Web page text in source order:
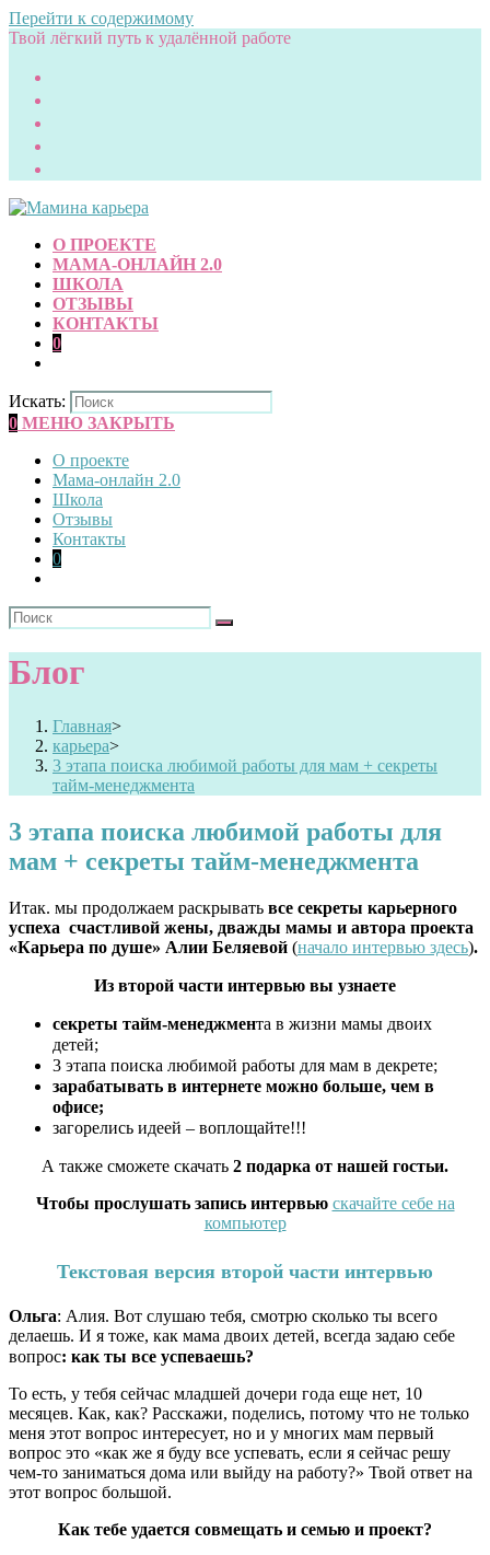
Перейти к содержимому
Твой лёгкий путь к удалённой работе
О ПРОЕКТЕ
МАМА-ОНЛАЙН 2.0
ШКОЛА
ОТЗЫВЫ
КОНТАКТЫ
0
Искать:
0 МЕНЮ ЗАКРЫТЬ
О проекте
Мама-онлайн 2.0
Школа
Отзывы
Контакты
0
Блог
Главная>
карьера>
3 этапа поиска любимой работы для мам + секреты
тайм-менеджмента
3 этапа поиска любимой работы для
мам + секреты тайм-менеджмента
Итак. мы продолжаем раскрывать все секреты карьерного
успеха счастливой жены, дважды мамы и автора проекта
«Карьера по душе» Алии Беляевой (начало интервью здесь).
Из второй части интервью вы узнаете
секреты тайм-менеджмента в жизни мамы двоих
детей;
3 этапа поиска любимой работы для мам в декрете;
зарабатывать в интернете можно больше, чем в
офисе;
загорелись идеей – воплощайте!!!
А также сможете скачать 2 подарка от нашей гостьи.
Чтобы прослушать запись интервью скачайте себе на
компьютер
Текстовая версия второй части интервью
Ольга: Алия. Вот слушаю тебя, смотрю сколько ты всего
делаешь. И я тоже, как мама двоих детей, всегда задаю себе
вопрос: как ты все успеваешь?
То есть, у тебя сейчас младшей дочери года еще нет, 10
месяцев. Как, как? Расскажи, поделись, потому что не только
меня этот вопрос интересует, но и у многих мам первый
вопрос это «как же я буду все успевать, если я сейчас решу
чем-то заниматься дома или выйду на работу?» Твой ответ на
этот вопрос большой.
Как тебе удается совмещать и семью и проект?